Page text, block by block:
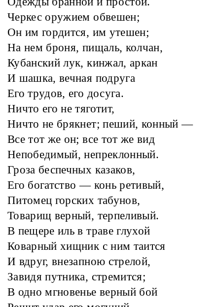
Черкес оружием обвешен;
Он им гордится, им утешен;
На нем броня, пищаль, колчан,
Кубанский лук, кинжал, аркан
И шашка, вечная подруга
Его трудов, его досуга.
Ничто его не тяготит,
Ничто не брякнет; пеший, конный —
Все тот же он; все тот же вид
Непобедимый, непреклонный.
Гроза беспечных казаков,
Его богатство — конь ретивый,
Питомец горских табунов,
Товарищ верный, терпеливый.
В пещере иль в траве глухой
Коварный хищник с ним таится
И вдруг, внезапною стрелой,
Завидя путника, стремится;
В одно мгновенье верный бой